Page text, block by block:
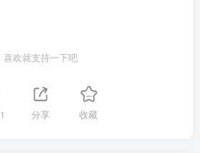
喜欢就支持一下吧
1 分享 收藏